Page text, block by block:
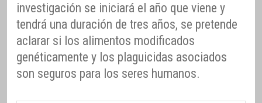
investigación se iniciará el año que viene y
tendrá una duración de tres años, se pretende
aclarar si los alimentos modificados
genéticamente y los plaguicidas asociados
son seguros para los seres humanos.